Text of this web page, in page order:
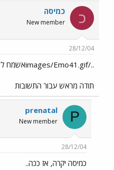
כ כמיסה
New member
28/12/04
../images/Emo41.gifאשמח לשמוע עוד מניסיונכן
תודה מראש עבור התשובות
P
prenatal
New member
28/12/04
כמיסה יקרה, אז ככה..